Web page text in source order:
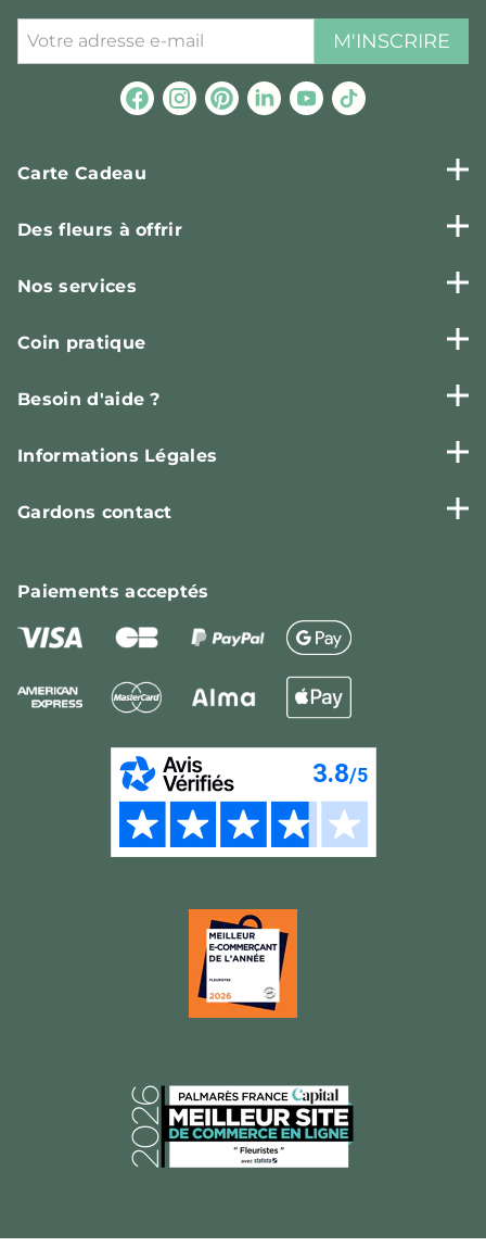
M'INSCRIRE
Carte Cadeau
Des fleurs à offrir
Nos services
Coin pratique
Besoin d'aide ?
Informations Légales
Gardons contact
Paiementsacceptés